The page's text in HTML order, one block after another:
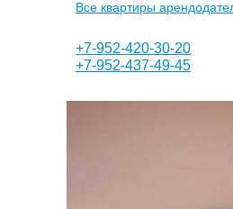
Все квартиры
+7-952-420-30-20
+7-952-437-49-45